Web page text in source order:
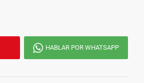
HABLAR POR WHATSAPP